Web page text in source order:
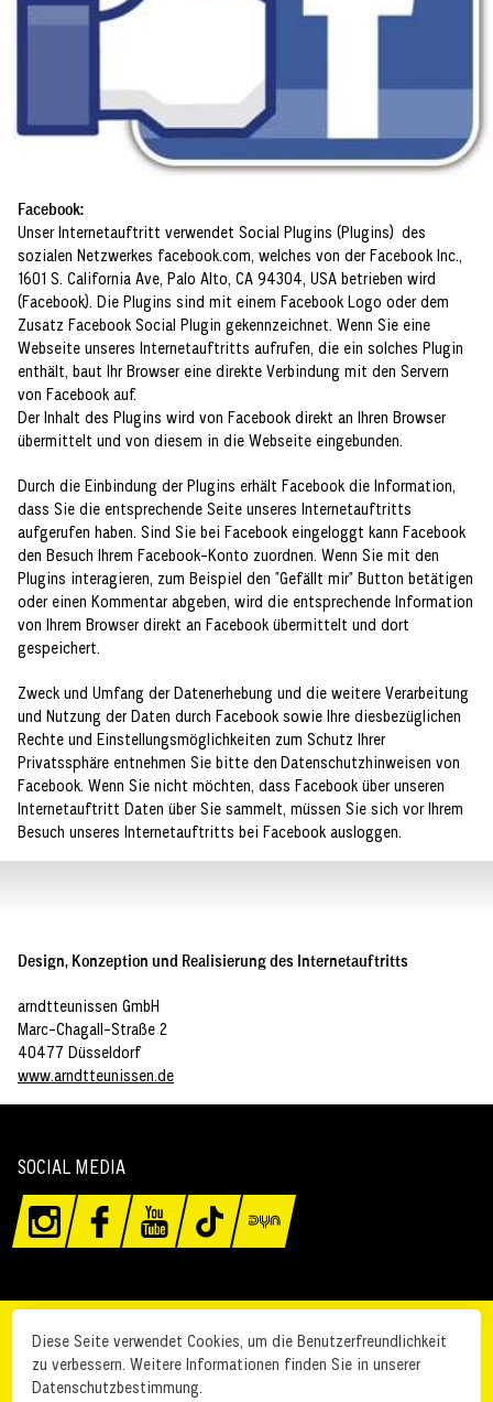
Facebook:
Unser Internetauftritt verwendet Social Plugins (Plugins) des
sozialen Netzwerkes facebook.com, welches von der Facebook Inc.,
1601 S. California Ave, Palo Alto, CA 94304, USA betrieben wird
(Facebook). Die Plugins sind mit einem Facebook Logo oder dem
Zusatz Facebook Social Plugin gekennzeichnet. Wenn Sie eine
Webseite unseres Internetauftritts aufrufen, die ein solches Plugin
enthält, baut Ihr Browser eine direkte Verbindung mit den Servern
von Facebook auf.
Der Inhalt des Plugins wird von Facebook direkt an Ihren Browser
übermittelt und von diesem in die Webseite eingebunden.
Durch die Einbindung der Plugins erhält Facebook die Information,
dass Sie die entsprechende Seite unseres Internetauftritts
aufgerufen haben. Sind Sie bei Facebook eingeloggt kann Facebook
den Besuch Ihrem Facebook-Konto zuordnen. Wenn Sie mit den
Plugins interagieren, zum Beispiel den "Gefällt mir" Button betätigen
oder einen Kommentar abgeben, wird die entsprechende Information
von Ihrem Browser direkt an Facebook übermittelt und dort
gespeichert.
Zweck und Umfang der Datenerhebung und die weitere Verarbeitung
und Nutzung der Daten durch Facebook sowie Ihre diesbezüglichen
Rechte und Einstellungsmöglichkeiten zum Schutz Ihrer
Privatssphäre entnehmen Sie bitte den Datenschutzhinweisen von
Facebook. Wenn Sie nicht möchten, dass Facebook über unseren
Internetauftritt Daten über Sie sammelt, müssen Sie sich vor Ihrem
Besuch unseres Internetauftritts bei Facebook ausloggen.
Design, Konzeption und Realisierung des Internetauftritts
arndtteunissen GmbH
Marc-Chagall-Straße 2
40477 Düsseldorf
www.arndtteunissen.de
SOCIAL MEDIA
Impressum Datenschutz
Diese Seite verwendet Cookies, um die Benutzerfreundlichkeit
zu verbessern. Weitere Informationen finden Sie in unserer
Datenschutzbestimmung.